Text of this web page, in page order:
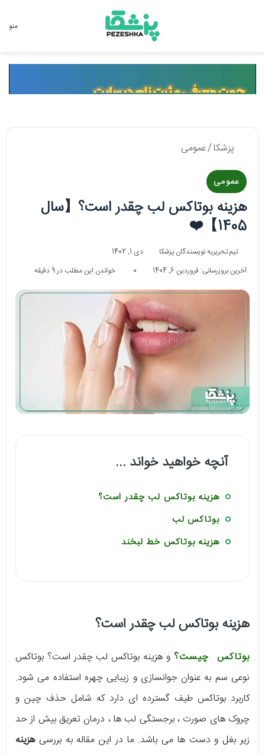
منو
پزشکا/عمومی
عمومی
هزینه بوتاکس لب چقدر است؟【سال
1405】❤️
تیم تحریریه نویسندگان پزشکا
دی 1, 1402
آخرین بروزرسانی: فروردین 6, 1404
0 خواندن این مطلب در 9 دقیقه
آنچه خواهید خواند ...
هزینه بوتاکس لب چقدر است؟
بوتاکس لب
هزینه بوتاکس خط لبخند
هزینه بوتاکس لب چقدر است؟
بوتاکس چیست؟ و هزینه بوتاکس لب چقدر است؟ بوتاکس
نوعی سم به عنوان جوانسازی و زیبایی چهره استفاده می شود.
کاربرد بوتاکس طیف گسترده ای دارد که شامل حذف چین و
چروک های صورت ، برجستگی لب ها ، درمان تعریق بیش از حد
زیر بغل و دست ها می باشد. ما در این مقاله به بررسیهزینه